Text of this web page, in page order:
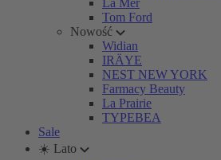
La Mer
Tom Ford
Nowość
Widian
IRÄYE
NEST NEW YORK
Farmacy Beauty
La Prairie
TYPEBEA
Sale
☀️ Lato